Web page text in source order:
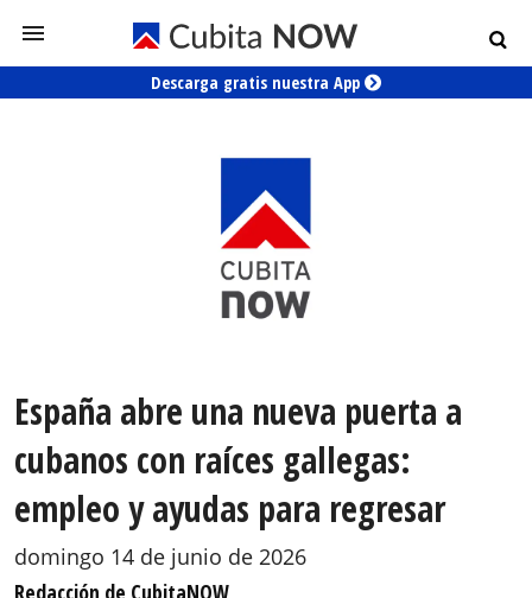
Descarga gratis nuestra App
España abre una nueva puerta a
cubanos con raíces gallegas:
empleo y ayudas para regresar
domingo 14 de junio de 2026
Redacción de CubitaNOW